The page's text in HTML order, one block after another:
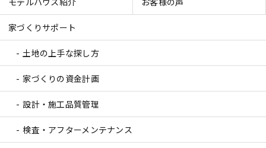
家づくりサポート
土地の上手な探し方
家づくりの資金計画
設計・施工品質管理
検査・アフターメンテナンス